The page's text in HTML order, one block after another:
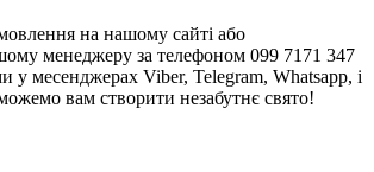
на нашому сайті або
менеджеру за телефоном 099 7171 347
у месенджерах Viber, Telegram, Whatsapp, і
вам створити незабутнє свято!